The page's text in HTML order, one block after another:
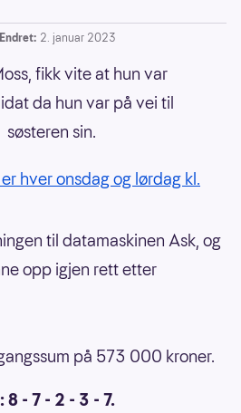
Endret: 2. januar 2023
fikk vite at hun var
da hun var på vei til
sin.
hver onsdag og lørdag kl.
til datamaskinen Ask, og
opp igjen rett etter
på 573 000 kroner.
- 7 - 2 - 3 - 7.